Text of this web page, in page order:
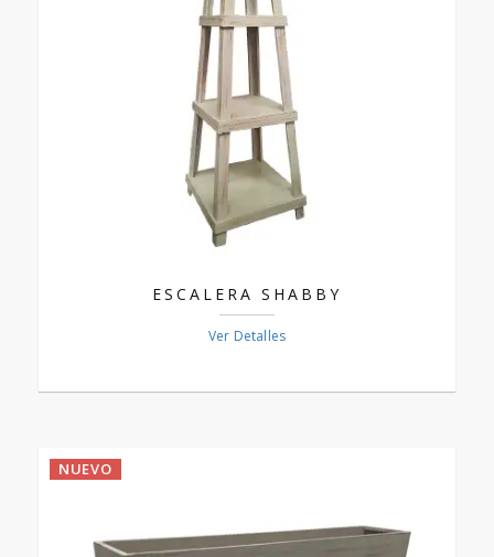
ESCALERA SHABBY
Ver Detalles
NUEVO